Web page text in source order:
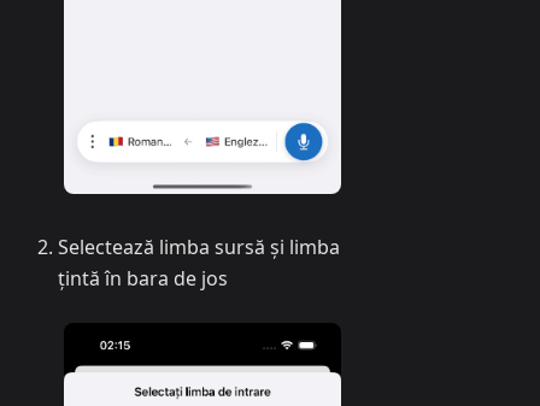
Selectează limba sursă și limba
țintă în bara de jos